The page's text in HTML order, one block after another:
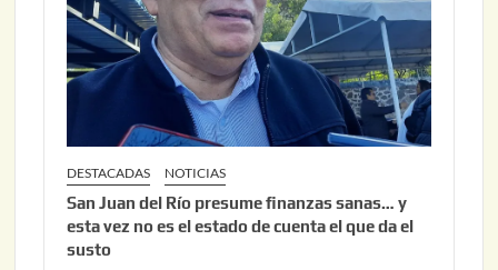
2
6
DESTACADAS NOTICIAS
San Juan del Río presume finanzas sanas… y
esta vez no es el estado de cuenta el que da el
susto